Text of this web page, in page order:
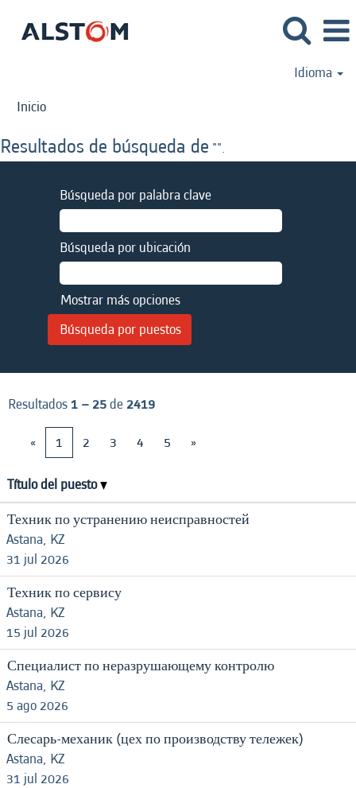
Idioma
Inicio
Resultados de búsqueda de "".
Búsqueda por palabra clave
Búsqueda por ubicación
Mostrar más opciones
Resultados1 – 25de 2419
«
1 2 3 4 5 »
Título del puesto
Техник по устранению неисправностей
Astana, KZ
31 jul 2026
Техник по сервису
Astana, KZ
15 jul 2026
Специалист по неразрушающему контролю
Astana, KZ
5 ago 2026
Слесарь-механик (цех по производству тележек)
Astana, KZ
31 jul 2026